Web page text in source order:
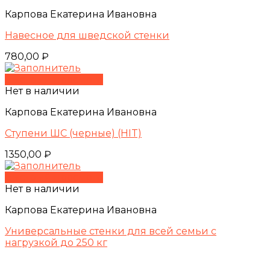
Карпова Екатерина Ивановна
Навесное для шведской стенки
780,00 ₽
Нет в наличии
Карпова Екатерина Ивановна
Ступени ШС (черные) (HIT)
1350,00 ₽
Нет в наличии
Карпова Екатерина Ивановна
Универсальные стенки для всей семьи с
нагрузкой до 250 кг